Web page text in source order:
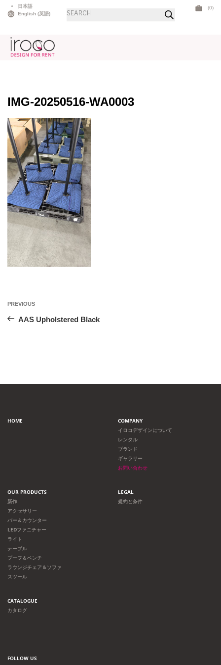
日本語
English (英語)
商
品
(0)
IMG-20250516-WA0003
投
稿
ゲ
シ
Previous
PREVIOUS
AAS Upholstered Black
HOME
COMPANY
イロコデザインについて
レンタル
ブランド
ギャラリー
お問い合わせ
OUR PRODUCTS
新作
アクセサリー
バー＆カウンター
LEDファニチャー
ライト
テーブル
プーフ＆ベンチ
ラウンジチェア＆ソファ
スツール
LEGAL
規約と条件
CATALOGUE
カタログ
FOLLOW US